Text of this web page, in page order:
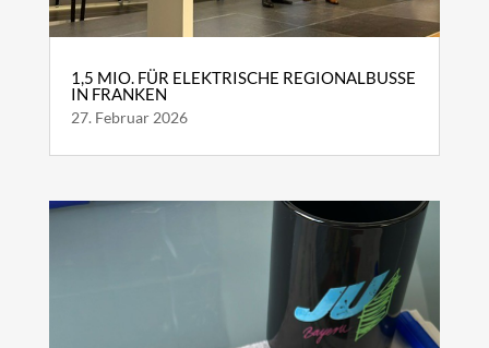
1,5 MIO. FÜR ELEKTRISCHE REGIONALBUSSE
IN FRANKEN
27. Februar 2026